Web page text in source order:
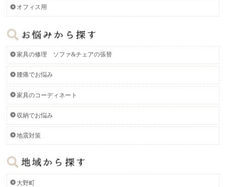
オフィス用
家具の修理 ソファ&チェアの張替
腰痛でお悩み
家具のコーディネート
収納でお悩み
地震対策
大野町